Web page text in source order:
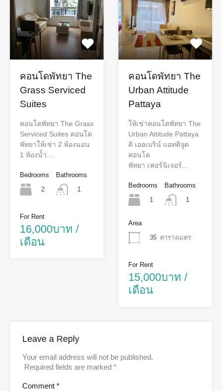
คอนโดพัทยา The
Grass Serviced
Suites
คอนโดพัทยา The Grass
Serviced Suites คอนโด
พัทยาให้เช่า 2 ห้องนอน
1 ห้องน้ำ…
Bedrooms
2
Bathrooms
1
For Rent
16,000บาท /
เดือน
คอนโดพัทยา The
Urban Attitude
Pattaya
ให้เช่าคอนโดพัทยา The
Urban Attitude Pattaya
ดิ เออเบริน์ แอทติจูด
คอนโด
พัทยา เฟอร์นิเจอร์…
Bedrooms
1
Bathrooms
1
Area
35 ตารางเมตร
For Rent
15,000บาท /
เดือน
Leave a Reply
Your email address will not be published.
Required fields are marked *
Comment *